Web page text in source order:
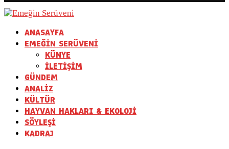
ANASAYFA
EMEĞİN SERÜVENİ
KÜNYE
İLETİŞİM
GÜNDEM
ANALİZ
KÜLTÜR
HAYVAN HAKLARI & EKOLOJİ
SÖYLEŞİ
KADRAJ